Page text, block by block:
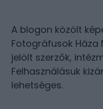
A blogon közölt
Fotográfusok
jelölt szerzők,
Felhasználásuk
lehetséges.